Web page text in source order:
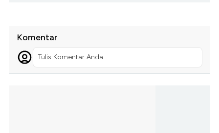
Komentar
Tulis Komentar Anda...